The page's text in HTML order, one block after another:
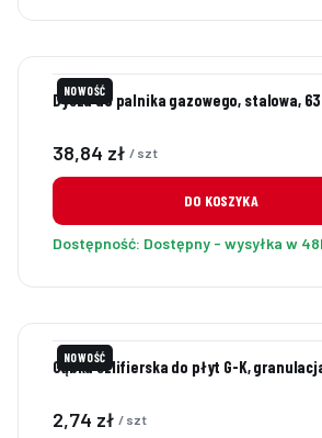
NOWOŚĆ
Dysza do palnika gazowego, stalowa,
Cena
38,84 zł / szt
DO KOSZYKA
Dostępność: Dostępny - wysyłka w
NOWOŚĆ
Gąbka szlifierska do płyt G-K,
Cena
2,74 zł / szt